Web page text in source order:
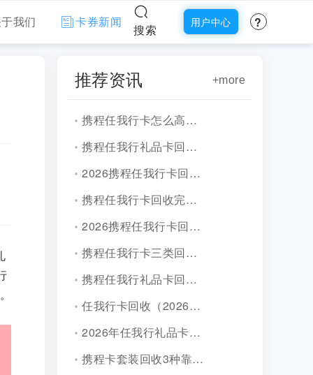
我们 卡券新闻
搜索
用户中心 ?
推荐资讯 +more
携程任我行卡怎么高效提现？靠谱三大平台通用流程详解！
携程任我行礼品卡回收靠谱渠道盘点！
2026携程任我行卡回收行情！
携程任我行卡回收完整流程！
2026携程任我行卡回收攻略！
携程任我行卡三类回收方式实测！
携程任我行礼品卡回收（2026最新）
任我行卡回收（2026最新）
2026年任我行礼品卡回收4种方法！
携程卡套装回收3种靠谱方式!